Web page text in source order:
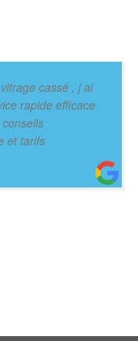
cassé , j ai
rapide efficace
et tarifs